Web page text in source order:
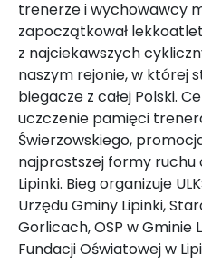
trenerze i wychowawcy
zapoczątkował
z najciekawszych
naszym rejonie, w której
biegacze z całej Polski.
uczczenie pamięci
Świerzowskiego,
najprostszej formy
Lipinki. Bieg organizuje
Urzędu Gminy Lipinki,
Gorlicach, OSP w Gminie
Fundacji Oświatowej w